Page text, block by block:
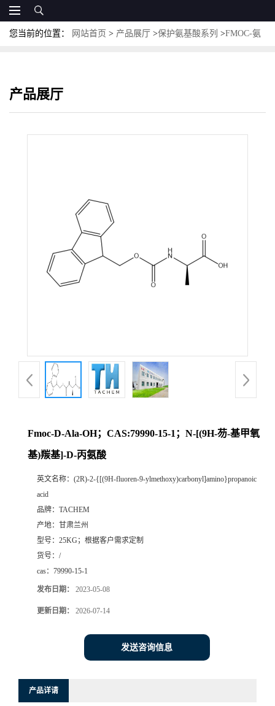
您当前的位置： 网站首页 > 产品展厅 >保护氨基酸系列 >FMOC-氨
产品展厅
Fmoc-D-Ala-OH；CAS:79990-15-1；N-[(9H-芴-基甲氧
基)羰基]-D-丙氨酸
英文名称： (2R)-2-{[(9H-fluoren-9-ylmethoxy)carbonyl]amino}propanoic
acid
品牌： TACHEM
产地： 甘肃兰州
型号： 25KG；根据客户需求定制
货号： /
cas： 79990-15-1
发布日期： 2023-05-08
更新日期： 2026-07-14
发送咨询信息
产品详请